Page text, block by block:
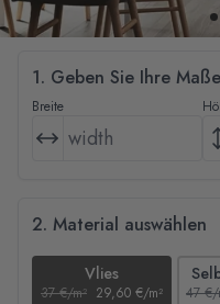
1. Geben Sie Ihre
Breite
2. Material auswählen
Vlies
37 €/m² 29,60 €/m² 47 €/